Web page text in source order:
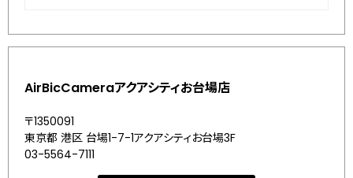
AirBicCameraアクアシティお台場店
〒1350091
東京都 港区 台場1-7-1アクアシティお台場3F
03-5564-7111